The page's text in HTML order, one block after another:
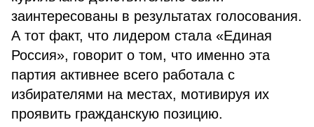
заинтересованы в результатах голосования.
А тот факт, что лидером стала «Единая
Россия», говорит о том, что именно эта
партия активнее всего работала с
избирателями на местах, мотивируя их
проявить гражданскую позицию.